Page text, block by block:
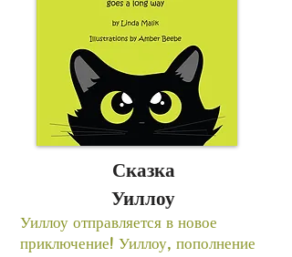
Сказка
Уиллоу
Уиллоу отправляется в новое
приключение! Уиллоу, пополнение